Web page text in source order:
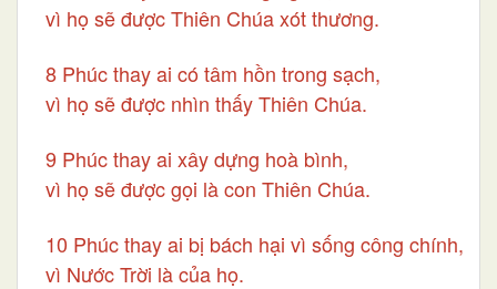
vì họ sẽ được Thiên Chúa xót thương.
8 Phúc thay ai có tâm hồn trong sạch,
vì họ sẽ được nhìn thấy Thiên Chúa.
9 Phúc thay ai xây dựng hoà bình,
vì họ sẽ được gọi là con Thiên Chúa.
10 Phúc thay ai bị bách hại vì sống công chính,
vì Nước Trời là của họ.